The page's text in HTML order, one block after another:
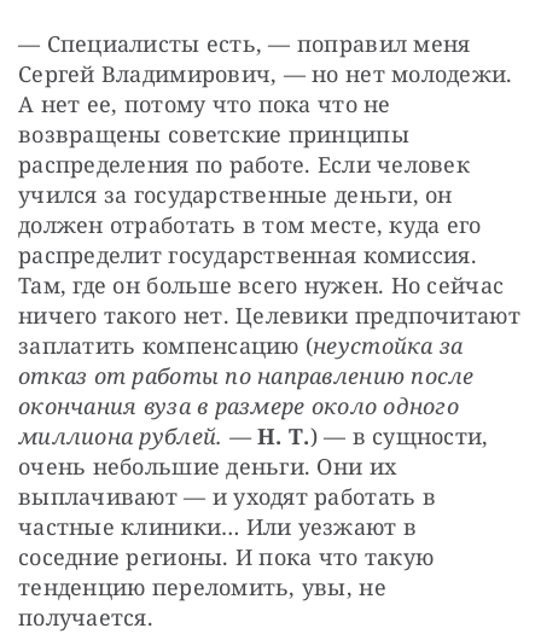
— Специалисты есть, — поправил меня
Сергей Владимирович, — но нет молодежи.
А нет ее, потому что пока что не
возвращены советские принципы
распределения по работе. Если человек
учился за государственные деньги, он
должен отработать в том месте, куда его
распределит государственная комиссия.
Там, где он больше всего нужен. Но сейчас
ничего такого нет. Целевики предпочитают
заплатить компенсацию (неустойка за
отказ от работы по направлению после
окончания вуза в размере около одного
миллиона рублей. — Н. Т.) — в сущности,
очень небольшие деньги. Они их
выплачивают — и уходят работать в
частные клиники… Или уезжают в
соседние регионы. И пока что такую
тенденцию переломить, увы, не
получается.